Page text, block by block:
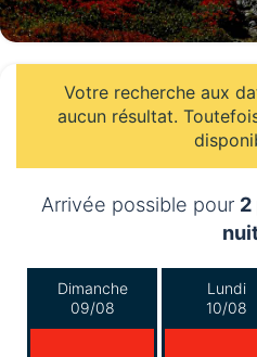
Votre recherche aux
aucun résultat.
Arrivée possible pour 2
Dimanche
09/08
Lundi
10/08